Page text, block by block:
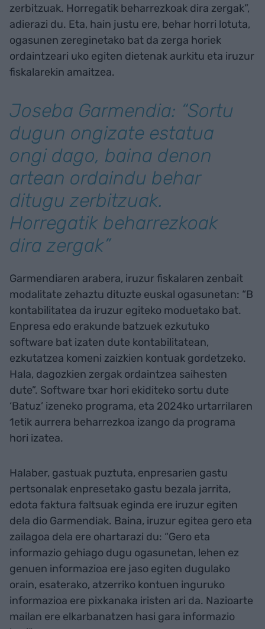
zerbitzuak. Horregatik beharrezkoak dira zergak”,
adierazi du. Eta, hain justu ere, behar horri lotuta,
ogasunen zereginetako bat da zerga horiek
ordaintzeari uko egiten dietenak aurkitu eta iruzur
fiskalarekin amaitzea.
Joseba Garmendia: “Sortu
dugun ongizate estatua
ongi dago, baina denon
artean ordaindu behar
ditugu zerbitzuak.
Horregatik beharrezkoak
dira zergak”
Garmendiaren arabera, iruzur fiskalaren zenbait
modalitate zehaztu dituzte euskal ogasunetan: “B
kontabilitatea da iruzur egiteko moduetako bat.
Enpresa edo erakunde batzuek ezkutuko
software bat izaten dute kontabilitatean,
ezkutatzea komeni zaizkien kontuak gordetzeko.
Hala, dagozkien zergak ordaintzea saihesten
dute”. Software txar hori ekiditeko sortu dute
‘Batuz’ izeneko programa, eta 2024ko urtarrilaren
1etik aurrera beharrezkoa izango da programa
hori izatea.
Halaber, gastuak puztuta, enpresarien gastu
pertsonalak enpresetako gastu bezala jarrita,
edota faktura faltsuak eginda ere iruzur egiten
dela dio Garmendiak. Baina, iruzur egitea gero eta
zailagoa dela ere ohartarazi du: “Gero eta
informazio gehiago dugu ogasunetan, lehen ez
genuen informazioa ere jaso egiten dugulako
orain, esaterako, atzerriko kontuen inguruko
informazioa ere pixkanaka iristen ari da. Nazioarte
mailan ere elkarbanatzen hasi gara informazio